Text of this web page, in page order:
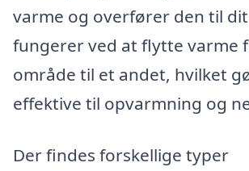
varme og overfører den til
fungerer ved at flytte varme
område til et andet, hvilket
effektive til opvarmning og
Der findes forskellige typer